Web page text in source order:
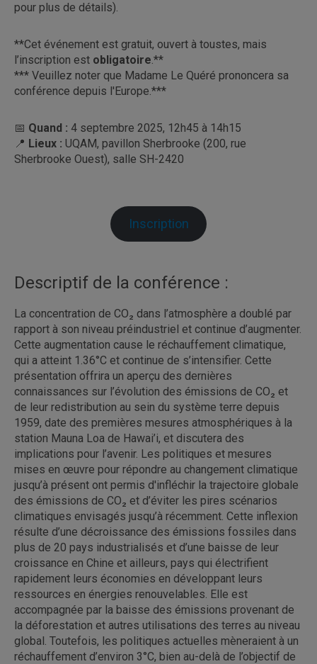
pour plus de détails).
**Cet événement est gratuit, ouvert à toustes, mais
l’inscription est obligatoire.**
*** Veuillez noter que Madame Le Quéré prononcera sa
conférence depuis l'Europe.***
📅 Quand : 4 septembre 2025, 12h45 à 14h15
📍 Lieux : UQAM, pavillon Sherbrooke (200, rue
Sherbrooke Ouest), salle SH-2420
Inscription
Descriptif de la conférence :
La concentration de CO₂ dans l’atmosphère a doublé par
rapport à son niveau préindustriel et continue d’augmenter.
Cette augmentation cause le réchauffement climatique,
qui a atteint 1.36°C et continue de s’intensifier. Cette
présentation offrira un aperçu des dernières
connaissances sur l’évolution des émissions de CO₂ et
de leur redistribution au sein du système terre depuis
1959, date des premières mesures atmosphériques à la
station Mauna Loa de Hawai’i, et discutera des
implications pour l’avenir. Les politiques et mesures
mises en œuvre pour répondre au changement climatique
jusqu’à présent ont permis d'infléchir la trajectoire globale
des émissions de CO₂ et d’éviter les pires scénarios
climatiques envisagés jusqu’à récemment. Cette inflexion
résulte d’une décroissance des émissions fossiles dans
plus de 20 pays industrialisés et d’une baisse de leur
croissance en Chine et ailleurs, pays qui électrifient
rapidement leurs économies en développant leurs
ressources en énergies renouvelables. Elle est
accompagnée par la baisse des émissions provenant de
la déforestation et autres utilisations des terres au niveau
global. Toutefois, les politiques actuelles mèneraient à un
réchauffement d’environ 3°C, bien au-delà de l’objectif de